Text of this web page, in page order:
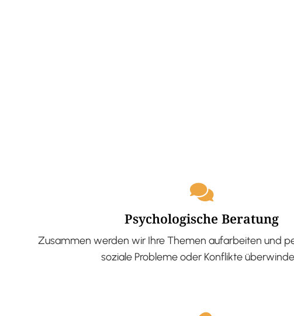
Psychologische Beratung
Zusammen werden wir Ihre Themen aufarbeiten und
soziale Probleme oder Konflikte